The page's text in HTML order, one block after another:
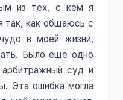
из тех, с кем я
так, как общаюсь с
в моей жизни,
Было еще одно
суд и
Эта ошибка могла